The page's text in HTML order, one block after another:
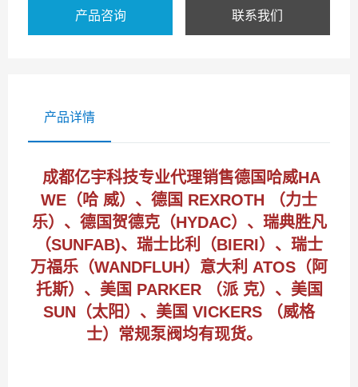
产品咨询 联系我们
产品详情
成都亿宇科技专业代理销售德国哈威HA
WE（哈 威）、德国 REXROTH （力士
乐）、德国贺德克（HYDAC）、瑞典胜凡
（SUNFAB)、瑞士比利（BIERI）、瑞士
万福乐（WANDFLUH）意大利 ATOS（阿
托斯）、美国 PARKER （派 克）、美国
SUN（太阳）、美国 VICKERS （威格
士）常规泵阀均有现货。